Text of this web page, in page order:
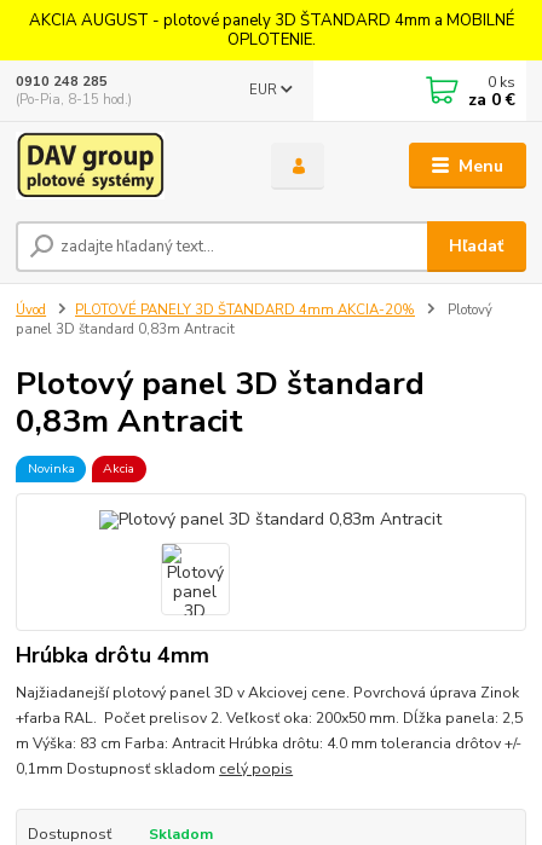
AKCIA AUGUST - plotové panely 3D ŠTANDARD 4mm a MOBILNÉ
OPLOTENIE.
Menu
EUR
Hľadať
0910 248 285
(Po-Pia, 8-15 hod.)
0 ks
za 0 €
Úvod PLOTOVÉ PANELY 3D ŠTANDARD 4mm AKCIA-20%
Plotový
panel 3D štandard 0,83m Antracit
Plotový panel 3D štandard
0,83m Antracit
Novinka Akcia
Hrúbka drôtu 4mm
Najžiadanejší plotový panel 3D v Akciovej cene. Povrchová úprava Zinok
+farba RAL. Počet prelisov 2. Veľkosť oka: 200x50 mm. Dĺžka panela: 2,5
m Výška: 83 cm Farba: Antracit Hrúbka drôtu: 4.0 mm tolerancia drôtov +/-
0,1mm Dostupnosť skladom celý popis
Dostupnosť
Skladom